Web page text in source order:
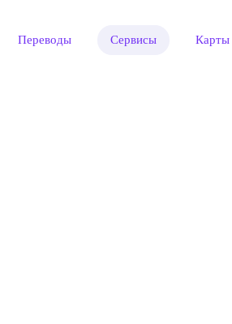
Переводы Сервисы Карты